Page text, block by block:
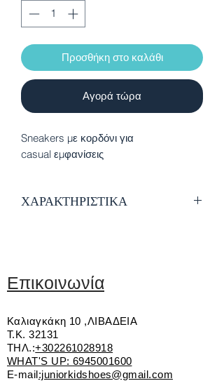
Προσθήκη στο καλάθι
Αγορά τώρα
Sneakers με κορδόνι για
casual εμφανίσεις
ΧΑΡΑΚΤΗΡΙΣΤΙΚΑ
Αντιολισθητική σόλα
Επικοινωνία
Καλιαγκάκη 10 ,ΛΙΒΑΔΕΙΑ
Τ.Κ. 32131
ΤΗΛ.:+302261028918
WHAT'S UP: 6945001600
E-mail:juniorkidshoes@gmail.com